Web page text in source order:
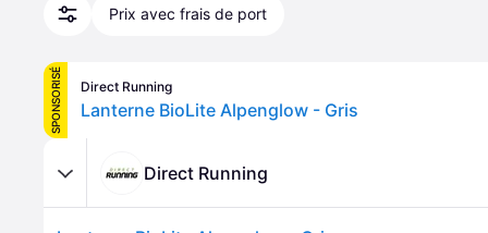
Prix avec frais de port
SPONSORISÉ Direct Running
Lanterne BioLite Alpenglow - Gris
Direct Running